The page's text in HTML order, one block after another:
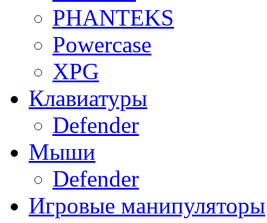
PHANTEKS
Powercase
XPG
Клавиатуры
Defender
Мыши
Defender
Игровые манипуляторы